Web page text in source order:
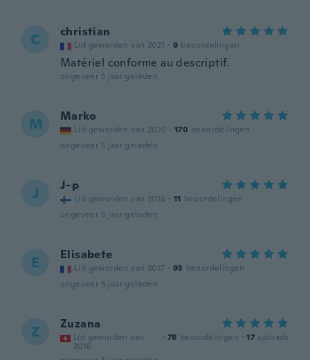
C christian
Lid geworden van 2021 · 9 beoordelingen
Matériel conforme au descriptif.
ongeveer 5 jaar geleden
M Marko
Lid geworden van 2020 · 170 beoordelingen
ongeveer 5 jaar geleden
J J-p
Lid geworden van 2016 · 11 beoordelingen
ongeveer 5 jaar geleden
E Elisabete
Lid geworden van 2017 · 93 beoordelingen
ongeveer 5 jaar geleden
Z Zuzana
Lid geworden van
2016
· 78 beoordelingen · 17 uploads